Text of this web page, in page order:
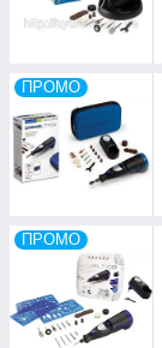
ПРОМО
ПРОМО